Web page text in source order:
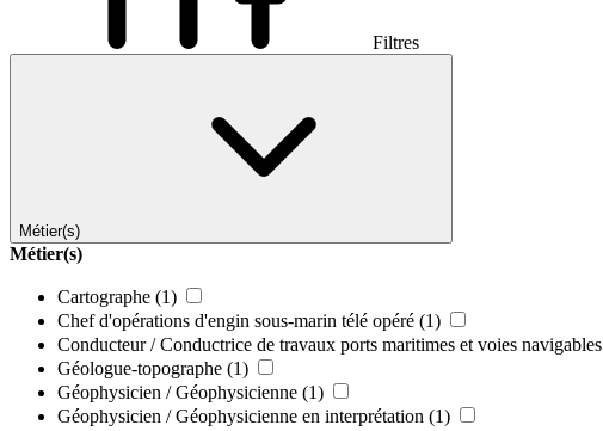
Filtres
Métier(s)
Métier(s)
Cartographe (1)
Chef d'opérations d'engin sous-marin télé opéré (1)
Conducteur / Conductrice de travaux ports maritimes et voies navigables
Géologue-topographe (1)
Géophysicien / Géophysicienne (1)
Géophysicien / Géophysicienne en interprétation (1)